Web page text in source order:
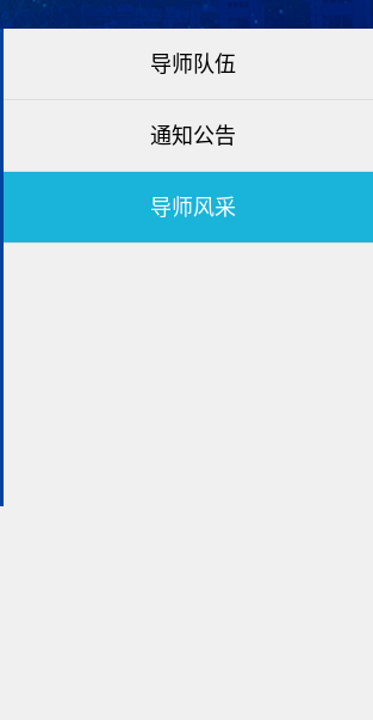
导师队伍
通知公告
导师风采